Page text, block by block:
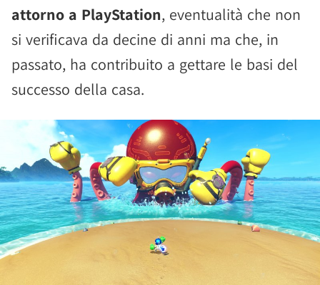
attorno a PlayStation, eventualità che non
si verificava da decine di anni ma che, in
passato, ha contribuito a gettare le basi del
successo della casa.